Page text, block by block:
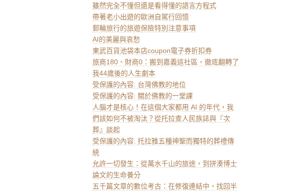
雖然完全不懂但還是看得懂的語言方程式
帶著老小出遊的歐洲自駕行回憶
郵輪旅行的旅遊保險特別注意事項
AI的美麗與哀愁
東武百貨池袋本店coupon電子券折扣券
旅商180、財商0：搬到嘉義這社區，徹底翻轉了
我44歲後的人生劇本
受保護的內容: 台灣佛教的地位
受保護的內容: 關於佛教的一堂課
人腦才是核心！在這個大家都用 AI 的年代，我
們該如何不被淘汰？從托拉查人民族誌與『次
葬』談起
受保護的內容: 托拉雅五種神聖而獨特的葬禮傳
統
允許一切發生：從萬水千山的旅途，到拼湊博士
論文的生命養分
五千篇文章的數位考古：在修復連結中，找回半